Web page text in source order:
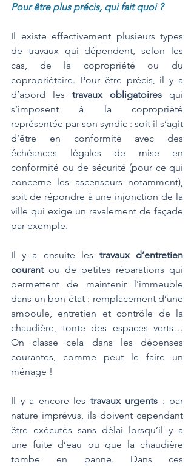
Pour être plus précis, qui fait quoi ?
Il existe effectivement plusieurs types
de travaux qui dépendent, selon les
cas, de la copropriété ou du
copropriétaire. Pour être précis, il y a
d’abord les travaux obligatoires qui
s’imposent à la copropriété
représentée par son syndic : soit il s’agit
d’être en conformité avec des
échéances légales de mise en
conformité ou de sécurité (pour ce qui
concerne les ascenseurs notamment),
soit de répondre à une injonction de la
ville qui exige un ravalement de façade
par exemple.
Il y a ensuite les travaux d’entretien
courant ou de petites réparations qui
permettent de maintenir l’immeuble
dans un bon état : remplacement d’une
ampoule, entretien et contrôle de la
chaudière, tonte des espaces verts…
On classe cela dans les dépenses
courantes, comme peut le faire un
ménage !
Il y a encore les travaux urgents : par
nature imprévus, ils doivent cependant
être exécutés sans délai lorsqu’il y a
une fuite d’eau ou que la chaudière
tombe en panne. Dans ces